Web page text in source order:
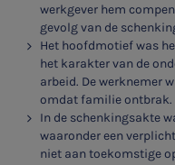
werkgever hem
gevolg van de
Het hoofdmotief was
het karakter van de
arbeid. De werknemer
omdat familie ontbrak.
In de schenkingsakte
waaronder een
niet aan toekomstige